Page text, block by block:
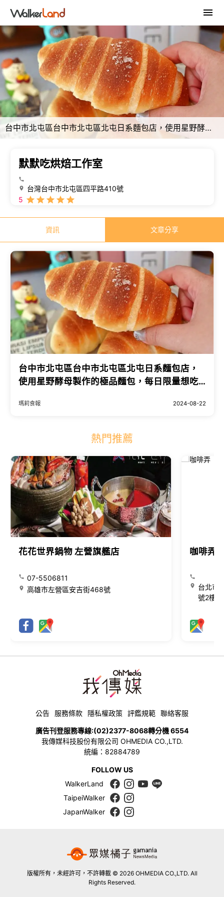
台中市北屯區台中市北屯區北屯日系麵包店，使用星野酵母製作的極品麵包，每日限量想吃早點來或先預定
默默吃烘焙工作室
台灣台中市北屯區四平路410號
5
資訊 文章分享
台中市北屯區台中市北屯區北屯日系麵包店，
使用星野酵母製作的極品麵包，每日限量想吃
瑪莉食報 2024-08-22
熱門推薦
花花世界鍋物 左營旗艦店
07-5506811
高雄市左營區安吉街468號
咖啡弄
台北市
號2樓
公告 服務條款 隱私權政策 評鑑規範 聯絡客服
廣告刊登服務專線:(02)2377-8068轉分機 6554
我傳媒科技股份有限公司 OHMEDIA CO.,LTD.
統編：82884789
FOLLOW US
WalkerLand
TaipeiWalker
JapanWalker
版權所有，未經許可，不許轉載 © 2026 OHMEDIA CO.,LTD. All
Rights Reserved.